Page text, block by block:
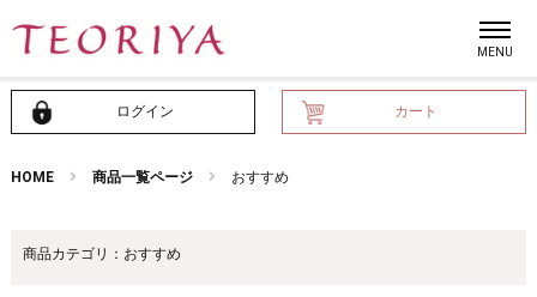
ログイン カート
HOME 商品一覧ページ おすすめ
商品カテゴリ：おすすめ